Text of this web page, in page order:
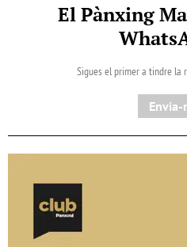
El Pànxing
Sigues el primer a tindre la